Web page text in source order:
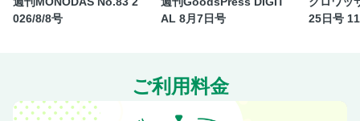
っちゃっています
ピンときたら「すぐやる課」心のアンテナに引っかかったら
目利きに愛用品を聞きました！ 心も潤う暮らしの逸品
026/8/8号
AL 8月7日号
25日号
ご利用料金